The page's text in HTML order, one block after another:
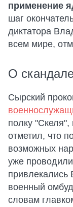
применение
шаг
диктатора
всем мире,
О
Сырский
полку
отметил, что
возможных
уже
привлекались
военный
словам